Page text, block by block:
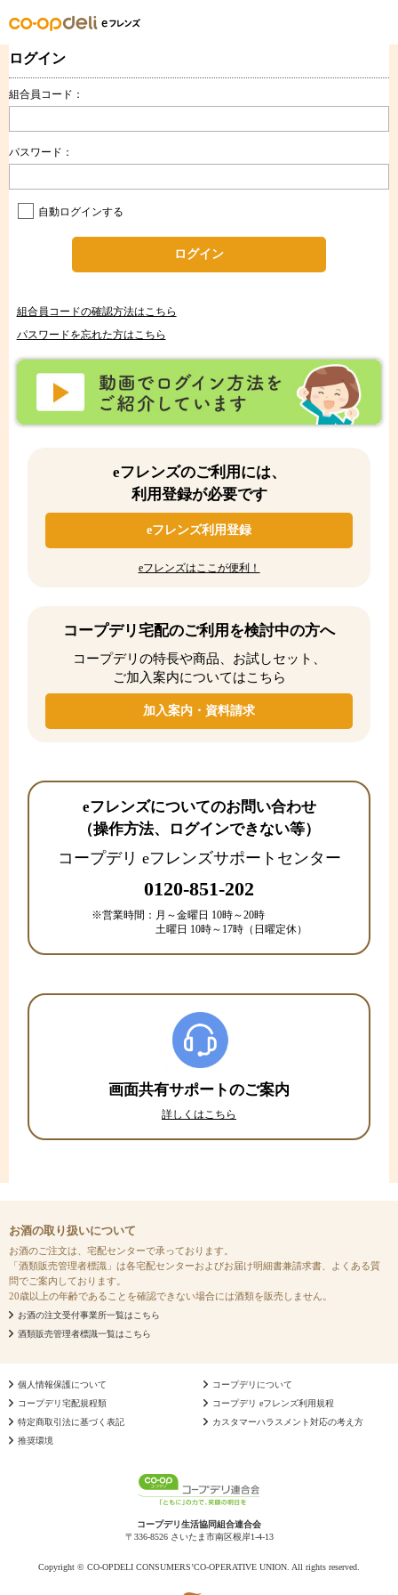
ログイン
組合員コード：
パスワード：
自動ログインする
ログイン
組合員コードの確認方法はこちら
パスワードを忘れた方はこちら
eフレンズのご利用には、
利用登録が必要です
eフレンズ利用登録
eフレンズはここが便利！
コープデリ宅配のご利用を検討中の方へ
コープデリの特長や商品、お試しセット、
ご加入案内についてはこちら
加入案内・資料請求
eフレンズについてのお問い合わせ
（操作方法、ログインできない等）
コープデリ eフレンズサポートセンター
0120-851-202
※営業時間： 月～金曜日 10時～20時
土曜日 10時～17時（日曜定休）
画面共有サポートのご案内
詳しくはこちら
お酒の取り扱いについて
お酒のご注文は、宅配センターで承っております。
「酒類販売管理者標識」は各宅配センターおよびお届け明細書兼請求書、よくある質
問でご案内しております。
20歳以上の年齢であることを確認できない場合には酒類を販売しません。
お酒の注文受付事業所一覧はこちら
酒類販売管理者標識一覧はこちら
個人情報保護について
コープデリについて
コープデリ宅配規程類
コープデリ eフレンズ利用規程
特定商取引法に基づく表記
カスタマーハラスメント対応の考え方
推奨環境
コープデリ生活協同組合連合会
〒336-8526 さいたま市南区根岸1-4-13
Copyright © CO-OPDELI CONSUMERS’CO-OPERATIVE UNION. All rights reserved.